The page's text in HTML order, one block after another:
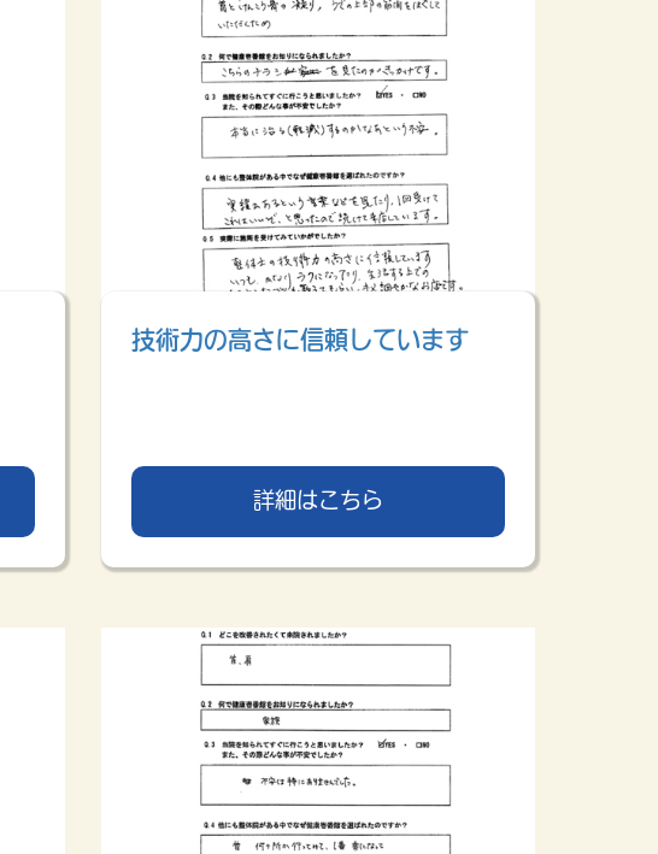
技術力の高さに信頼しています
詳細はこちら